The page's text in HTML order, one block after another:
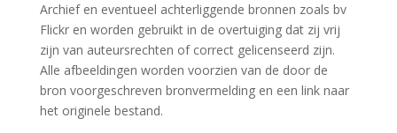
Archief en eventueel achterliggende bronnen zoals bv
Flickr en worden gebruikt in de overtuiging dat zij vrij
zijn van auteursrechten of correct gelicenseerd zijn.
Alle afbeeldingen worden voorzien van de door de
bron voorgeschreven bronvermelding en een link naar
het originele bestand.